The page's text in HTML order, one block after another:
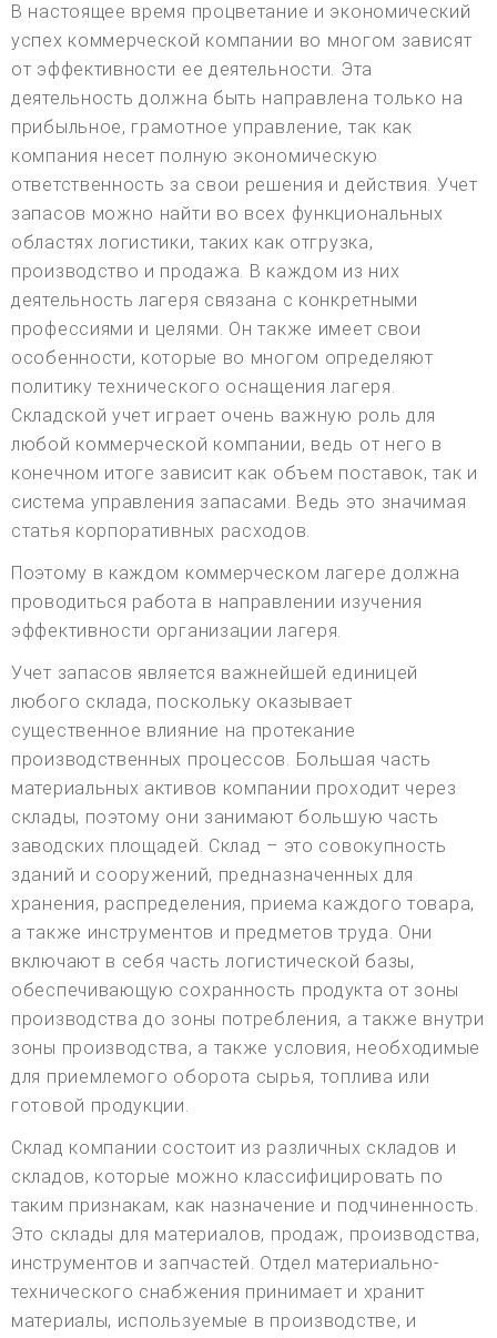
В настоящее время процветание и экономический
успех коммерческой компании во многом зависят
от эффективности ее деятельности. Эта
деятельность должна быть направлена только на
прибыльное, грамотное управление, так как
компания несет полную экономическую
ответственность за свои решения и действия. Учет
запасов можно найти во всех функциональных
областях логистики, таких как отгрузка,
производство и продажа. В каждом из них
деятельность лагеря связана с конкретными
профессиями и целями. Он также имеет свои
особенности, которые во многом определяют
политику технического оснащения лагеря.
Складской учет играет очень важную роль для
любой коммерческой компании, ведь от него в
конечном итоге зависит как объем поставок, так и
система управления запасами. Ведь это значимая
статья корпоративных расходов.
Поэтому в каждом коммерческом лагере должна
проводиться работа в направлении изучения
эффективности организации лагеря.
Учет запасов является важнейшей единицей
любого склада, поскольку оказывает
существенное влияние на протекание
производственных процессов. Большая часть
материальных активов компании проходит через
склады, поэтому они занимают большую часть
заводских площадей. Склад – это совокупность
зданий и сооружений, предназначенных для
хранения, распределения, приема каждого товара,
а также инструментов и предметов труда. Они
включают в себя часть логистической базы,
обеспечивающую сохранность продукта от зоны
производства до зоны потребления, а также внутри
зоны производства, а также условия, необходимые
для приемлемого оборота сырья, топлива или
готовой продукции.
Склад компании состоит из различных складов и
складов, которые можно классифицировать по
таким признакам, как назначение и подчиненность.
Это склады для материалов, продаж, производства,
инструментов и запчастей. Отдел материально-
технического снабжения принимает и хранит
материалы, используемые в производстве, и